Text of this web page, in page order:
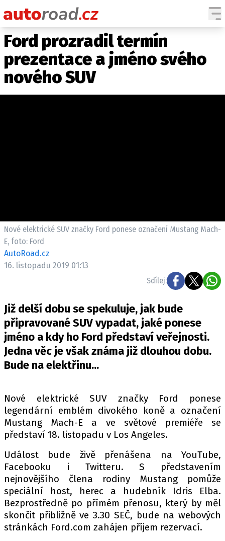
AUTA
TESTY AUT
ELEKTRO
TESTY ELEKTROMOBILŮ
TRH S ELEKTROMOBILY
RALLY
OSTATNÍ
TISKOVKY
ROZHOVORY
ZE SVĚTA
MOTORSPORT
PIT LANE
ČEŠI V AKCI
FIA CEZ & POHÁRY
MEZINÁRODNÍ SCÉNA
SLEDUJTE NÁS NA
Ford prozradil termín
prezentace a jméno svého
nového SUV
Nové elektrické SUV značky Ford ponese označení Mustang Mach-
E, foto: Ford
AutoRoad.cz
16. listopadu 2019 01:13
Sdílej:
Již delší dobu se spekuluje, jak bude
připravované SUV vypadat, jaké ponese
jméno a kdy ho Ford představí veřejnosti.
Jedna věc je však známa již dlouhou dobu.
Bude na elektřinu...
Nové elektrické SUV značky Ford ponese
legendární emblém divokého koně a označení
Mustang Mach-E a ve světové premiéře se
představí 18. listopadu v Los Angeles.
Událost bude živě přenášena na YouTube,
Facebooku i Twitteru. S představením
nejnovějšího člena rodiny Mustang pomůže
speciální host, herec a hudebník Idris Elba.
Bezprostředně po přímém přenosu, který by měl
skončit přibližně ve 3.30 SEČ, bude na webových
stránkách Ford.com zahájen příjem rezervací.